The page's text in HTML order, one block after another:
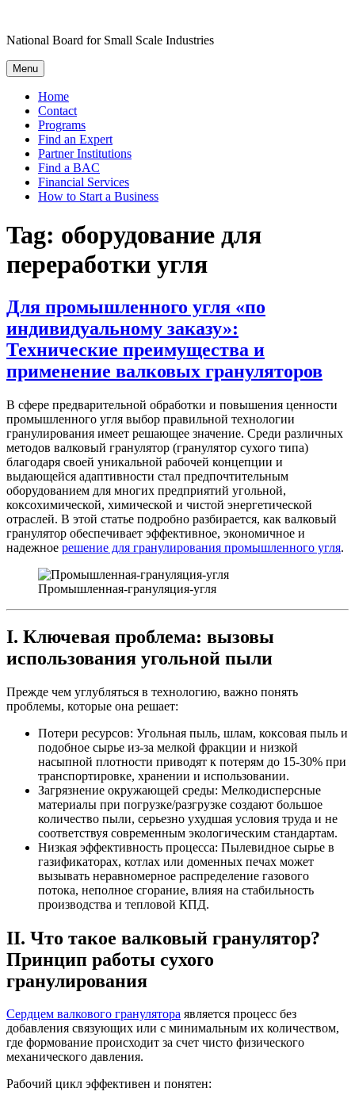
content
National Board for Small Scale Industries
Menu
Home
Contact
Programs
Find an Expert
Partner Institutions
Find a BAC
Financial Services
How to Start a Business
Tag: оборудование для
переработки угля
Для промышленного угля «по
индивидуальному заказу»:
Технические преимущества и
применение валковых грануляторов
В сфере предварительной обработки и повышения ценности
промышленного угля выбор правильной технологии
гранулирования имеет решающее значение. Среди различных
методов валковый гранулятор (гранулятор сухого типа)
благодаря своей уникальной рабочей концепции и
выдающейся адаптивности стал предпочтительным
оборудованием для многих предприятий угольной,
коксохимической, химической и чистой энергетической
отраслей. В этой статье подробно разбирается, как валковый
гранулятор обеспечивает эффективное, экономичное и
надежное решение для гранулирования промышленного угля.
Промышленная-грануляция-угля
I. Ключевая проблема: вызовы
использования угольной пыли
Прежде чем углубляться в технологию, важно понять
проблемы, которые она решает:
Потери ресурсов: Угольная пыль, шлам, коксовая пыль и
подобное сырье из-за мелкой фракции и низкой
насыпной плотности приводят к потерям до 15-30% при
транспортировке, хранении и использовании.
Загрязнение окружающей среды: Мелкодисперсные
материалы при погрузке/разгрузке создают большое
количество пыли, серьезно ухудшая условия труда и не
соответствуя современным экологическим стандартам.
Низкая эффективность процесса: Пылевидное сырье в
газификаторах, котлах или доменных печах может
вызывать неравномерное распределение газового
потока, неполное сгорание, влияя на стабильность
производства и тепловой КПД.
II. Что такое валковый гранулятор?
Принцип работы сухого
гранулирования
Сердцем валкового гранулятора является процесс без
добавления связующих или с минимальным их количеством,
где формование происходит за счет чисто физического
механического давления.
Рабочий цикл эффективен и понятен: